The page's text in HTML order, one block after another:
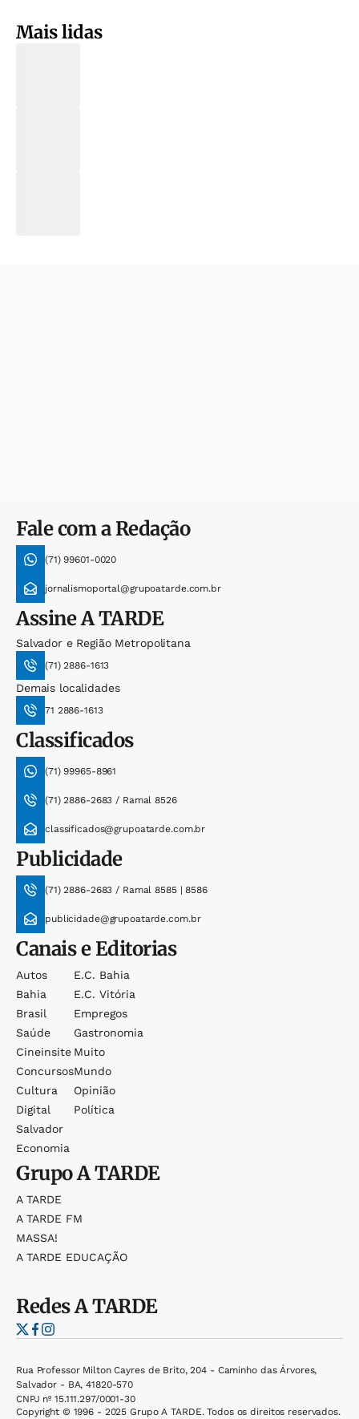
Mais lidas
Fale com a Redação
(71) 99601-0020
jornalismoportal@grupoatarde.com.br
AssineA TARDE
Salvador e Região Metropolitana
(71) 2886-1613
Demais localidades
71 2886-1613
Classificados
(71) 99965-8961
(71) 2886-2683 / Ramal 8526
classificados@grupoatarde.com.br
Publicidade
(71) 2886-2683 / Ramal 8585 | 8586
publicidade@grupoatarde.com.br
Canais e Editorias
Autos
Bahia
Brasil
Saúde
Cineinsite
Concursos
Cultura
Digital
Salvador
Economia
E.c. Bahia
E.c. Vitória
Empregos
Gastronomia
Muito
Mundo
Opinião
Política
GrupoA TARDE
A TARDE
A TARDE FM
MASSA!
A TARDE EDUCAÇÃO
RedesA TARDE
Rua Professor Milton Cayres de Brito, 204 - Caminho das Árvores,
Salvador - BA, 41820-570
CNPJ nº 15.111.297/0001-30
Copyright © 1996 - 2025 Grupo A TARDE. Todos os direitos reservados.